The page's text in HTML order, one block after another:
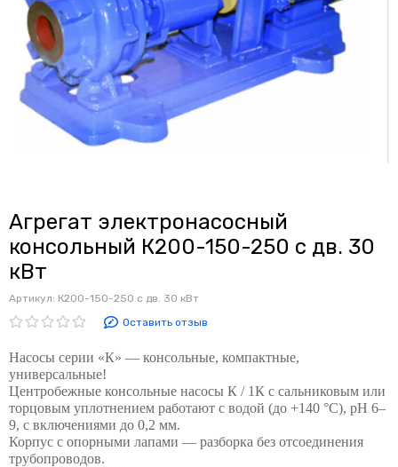
Агрегат электронасосный
консольный К200-150-250 с дв. 30
кВт
Артикул: К200-150-250 с дв. 30 кВт
Оставить отзыв
Насосы серии «К» — консольные, компактные,
универсальные!
Центробежные консольные насосы К / 1К с сальниковым или
торцовым уплотнением работают с водой (до +140 °C), pH 6–
9, с включениями до 0,2 мм.
Корпус с опорными лапами — разборка без отсоединения
трубопроводов.